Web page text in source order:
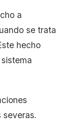
a
se trata
hecho